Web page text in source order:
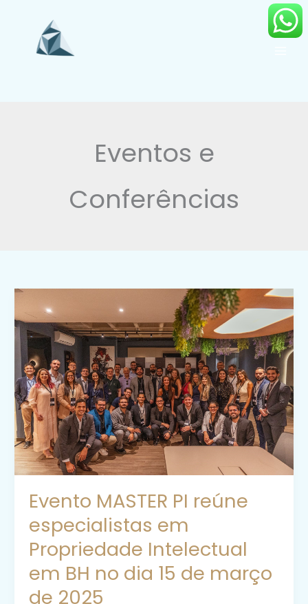
conteúdo
Eventos e
Conferências
Evento MASTER PI reúne
especialistas em
Propriedade Intelectual
em BH no dia 15 de março
de 2025